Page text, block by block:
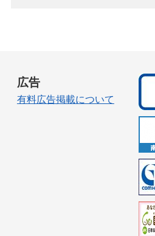
広告
有料広告掲載について